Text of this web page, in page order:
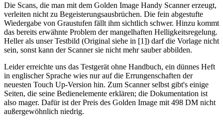
Die Scans, die man mit dem Golden Image Handy Scanner erzeugt,
verleiten nicht zu Begeisterungsausbrüchen. Die fein abgestufte
Wiedergabe von Graustufen fällt ihm sichtlich schwer. Hinzu kommt
das bereits erwähnte Problem der mangelhaften Helligkeitsregelung.
Heller als unser Testbild (Original siehe in [1]) darf die Vorlage nicht
sein, sonst kann der Scanner sie nicht mehr sauber abbilden.
Leider erreichte uns das Testgerät ohne Handbuch, ein dünnes Heft
in englischer Sprache wies nur auf die Errungenschaften der
neuesten Touch Up-Version hin. Zum Scanner selbst gibt's einige
Seiten, die seine Bedienelemente erklären; die Dokumentation ist
also mager. Dafür ist der Preis des Golden Image mit 498 DM nicht
außergewöhnlich niedrig.